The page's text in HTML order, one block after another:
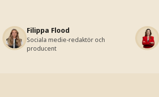
Filippa Flood
Sociala medie-redaktör och
producent